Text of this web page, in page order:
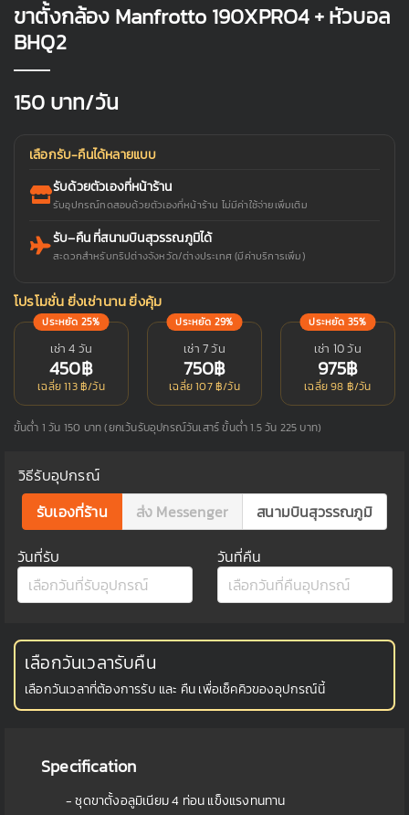
ขาตั้งกล้อง Manfrotto 190XPRO4 + หัวบอล
BHQ2
150 บาท/วัน
เลือกรับ-คืนได้หลายแบบ
รับด้วยตัวเองที่หน้าร้าน
รับอุปกรณ์ทดสอบด้วยตัวเองที่หน้าร้าน ไม่มีค่าใช้จ่ายเพิ่มเติม
รับ–คืน ที่สนามบินสุวรรณภูมิได้
สะดวกสำหรับทริปต่างจังหวัด/ต่างประเทศ (มีค่าบริการเพิ่ม)
โปรโมชั่น ยิ่งเช่านาน ยิ่งคุ้ม
ประหยัด 25%
เช่า 4 วัน
450฿
เฉลี่ย 113 ฿/วัน
ประหยัด 29%
เช่า 7 วัน
750฿
เฉลี่ย 107 ฿/วัน
ประหยัด 35%
เช่า 10 วัน
975฿
เฉลี่ย 98 ฿/วัน
ขั้นต่ำ 1 วัน 150 บาท (ยกเว้นรับอุปกรณ์วันเสาร์ ขั้นต่ำ 1.5 วัน 225 บาท)
วิธีรับอุปกรณ์
รับเองที่ร้าน
ส่ง Messenger สนามบินสุวรรณภูมิ
วันที่รับ วันที่คืน
เลือกวันเวลารับคืน
เลือกวันเวลาที่ต้องการรับ และ คืน เพื่อเช็คคิวของอุปกรณ์นี้
Specification
- ชุดขาตั้งอลูมิเนียม 4 ท่อน แข็งแรงทนทาน